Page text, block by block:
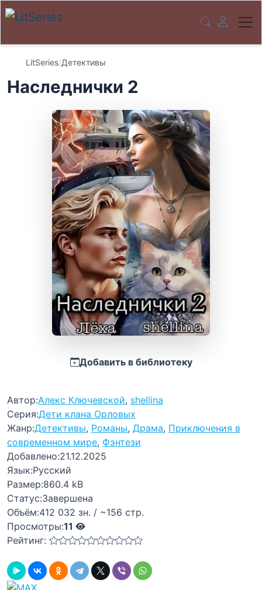
LitSeries/Детективы
Наследнички 2
Добавить в библиотеку
Автор:Алекс Ключевской, shellina
Серия:Дети клана Орловых
Жанр:Детективы, Романы, Драма, Приключения в
современном мире, Фэнтези
Добавлено:21.12.2025
Язык:Русский
Размер:860.4 kB
Статус:Завершена
Объём:412 032 зн. / ~156 стр.
Просмотры:11
Рейтинг: